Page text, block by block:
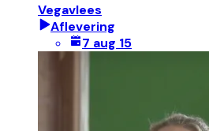
Vegavlees
Aflevering
7 aug 15